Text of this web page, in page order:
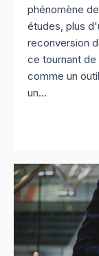
phénomène
études, plus
reconversion
ce tournant
comme un
un...